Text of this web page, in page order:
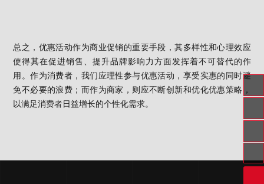
总之，优惠活动作为商业促销的重要手段，其多样性和心理效应
使得其在促进销售、提升品牌影响力方面发挥着不可替代的作
用。作为消费者，我们应理性参与优惠活动，享受实惠的同时避
免不必要的浪费；而作为商家，则应不断创新和优化优惠策略，
以满足消费者日益增长的个性化需求。